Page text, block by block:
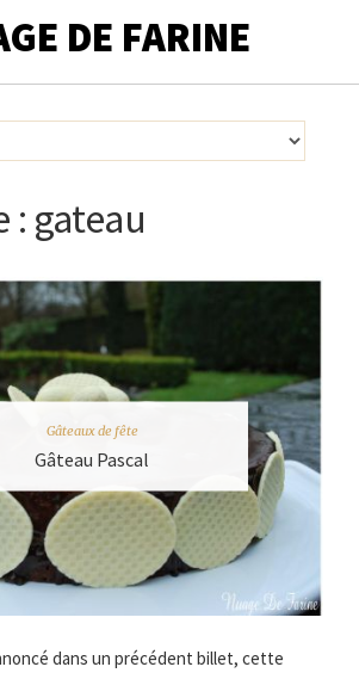
DE FARINE
: gateau
Gâteaux de fête
Gâteau Pascal
dans un précédent billet, cette